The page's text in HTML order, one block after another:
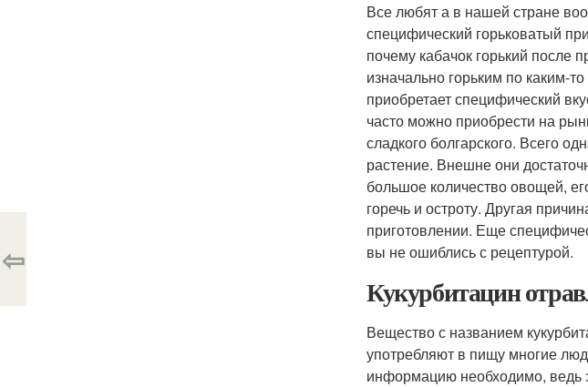
Все любят а в нашей стране
специфический горьковатый
почему кабачок горький после
изначально горьким по каким-
приобретает специфический
часто можно приобрести на
сладкого болгарского. Всего
растение. Внешне они
большое количество овощей,
горечь и остроту. Другая
приготовлении. Еще
вы не ошиблись с рецептурой.
Кукурбитацин
Вещество с названием
употребляют в пищу многие
информацию необходимо, ведь
⇦